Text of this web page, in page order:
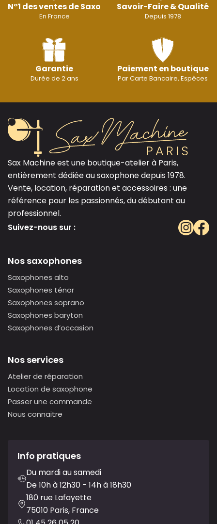
N°1 des ventes de Saxo
En France
Savoir-Faire & Qualité
Depuis 1978
Garantie
Durée de 2 ans
Paiement en boutique
Par Carte Bancaire, Espèces
Sax Machine est une boutique-atelier à Paris,
entièrement dédiée au saxophone depuis 1978.
Vente, location, réparation et accessoires : une
référence pour les passionnés, du débutant au
professionnel.
Suivez-nous sur :
Nos saxophones
Saxophones alto
Saxophones ténor
Saxophones soprano
Saxophones baryton
Saxophones d’occasion
Nos services
Atelier de réparation
Location de saxophone
Passer une commande
Nous connaitre
Info pratiques
Du mardi au samedi
De 10h à 12h30 - 14h à 18h30
180 rue Lafayette
75010 Paris, France